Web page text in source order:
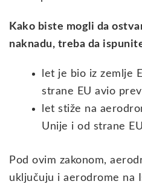
Kako biste mogli da
naknadu, treba da
let je bio iz zemlje
strane EU avio
let stiže na
Unije i od strane
Pod ovim zakonom,
uključuju i aerodrome na